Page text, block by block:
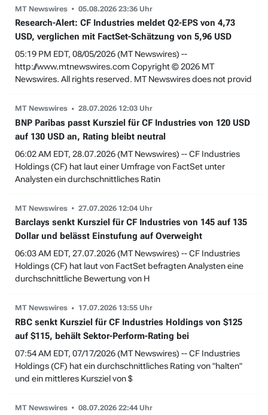
MT Newswires 05.08.2026 23:36 Uhr
Research-Alert: CF Industries meldet Q2-EPS von 4,73
USD, verglichen mit FactSet-Schätzung von 5,96 USD
05:19 PM EDT, 08/05/2026 (MT Newswires) --
http://www.mtnewswires.com Copyright © 2026 MT
Newswires. All rights reserved. MT Newswires does not provid
MT Newswires 28.07.2026 12:03 Uhr
BNP Paribas passt Kursziel für CF Industries von 120 USD
auf 130 USD an, Rating bleibt neutral
06:02 AM EDT, 28.07.2026 (MT Newswires) -- CF Industries
Holdings (CF) hat laut einer Umfrage von FactSet unter
Analysten ein durchschnittliches Ratin
MT Newswires 27.07.2026 12:04 Uhr
Barclays senkt Kursziel für CF Industries von 145 auf 135
Dollar und belässt Einstufung auf Overweight
06:03 AM EDT, 27.07.2026 (MT Newswires) -- CF Industries
Holdings (CF) hat laut von FactSet befragten Analysten eine
durchschnittliche Bewertung von H
MT Newswires 17.07.2026 13:55 Uhr
RBC senkt Kursziel für CF Industries Holdings von $125
auf $115, behält Sektor-Perform-Rating bei
07:54 AM EDT, 07/17/2026 (MT Newswires) -- CF Industries
Holdings (CF) hat ein durchschnittliches Rating von "halten"
und ein mittleres Kursziel von $
MT Newswires 08.07.2026 22:44 Uhr